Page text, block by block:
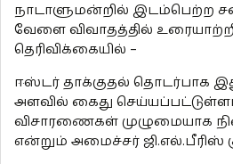
நாடாளுமன்றில் இடம்பெற்ற
வேளை விவாதத்தில்
தெரிவிக்கையில் –
ஈஸ்டர் தாக்குதல் தொடர்பாக
அளவில் கைது
விசாரணைகள் முழுமையாக
என்றும் அமைச்சர் ஜி.எல்.பீரிஸ்